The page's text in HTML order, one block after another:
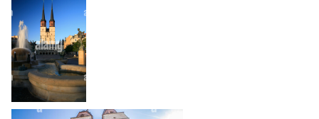
massacring
tout à droite
heart_plus